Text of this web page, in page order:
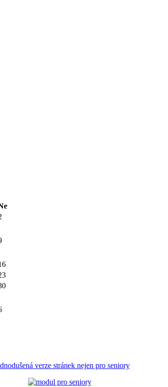
verze stránek nejen pro seniory